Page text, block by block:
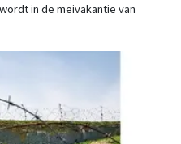
in de meivakantie van